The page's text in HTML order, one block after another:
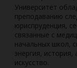
Университет
преподаванию
юриспруденция,
связанные с
начальных школ,
энергия, история,
искусство.